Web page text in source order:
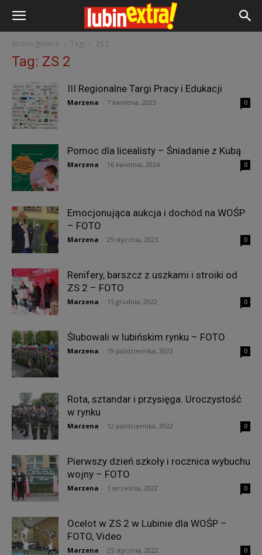
Strona główna Tagi ZS 2
Tag: ZS 2
III Regionalne Targi Pracy i Edukacji
Marzena 7 kwietnia, 2025 0
Pomoc dla licealisty – Śniadanie z Kubą
Marzena 16 kwietnia, 2024 0
Emocjonująca aukcja i dochód na WOŚP
– FOTO
Marzena 25 stycznia, 2023 0
Renifery, barszcz z uszkami i stroiki od
ZS 2 – FOTO
Marzena 15 grudnia, 2022 0
Ślubowali w lubińskim rynku – FOTO
Marzena 19 października, 2022 0
Rota, sztandar i przysięga. Uroczystość
w rynku
Marzena 12 października, 2022 0
Pierwszy dzień szkoły i rocznica wybuchu
wojny – FOTO
Marzena 1 września, 2022 0
Ocelot w ZS 2 w Lubinie dla WOŚP –
FOTO, Video
Marzena 25 stycznia, 2022 0